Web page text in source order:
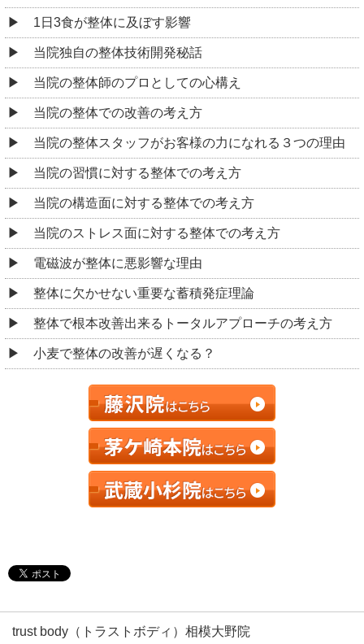
1日3食が整体に及ぼす影響
当院独自の整体技術開発秘話
当院の整体師のプロとしての心構え
当院の整体での改善の考え方
当院の整体スタッフがお客様の力になれる３つの理由
当院の習慣に対する整体での考え方
当院の構造面に対する整体での考え方
当院のストレス面に対する整体での考え方
電磁波が整体に悪影響な理由
整体に欠かせない重要な蓄積発症理論
整体で根本改善出来るトータルアプローチの考え方
小麦で整体の改善が遅くなる？
trust body（トラストボディ）相模大野院